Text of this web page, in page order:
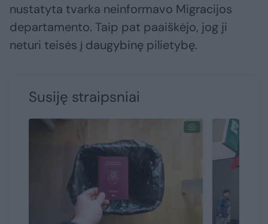
nustatyta tvarka neinformavo Migracijos
departamento. Taip pat paaiškėjo, jog ji
neturi teisės į daugybinę pilietybę.
Susiję straipsniai